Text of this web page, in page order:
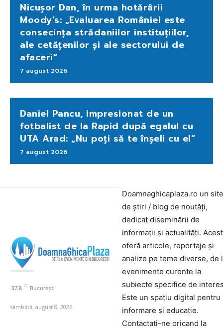
Nicușor Dan, în urma hotărârii
Moody’s: „Evaluarea României este
consecința strădaniilor instituțiilor,
ale cetățenilor și ale sectorului de
afaceri”
7 august 2026
Daniel Pancu, impresionat de un
fotbalist de la Rapid după egalul cu
UTA Arad: „Nu poți să te înșeli cu el”
7 august 2026
37.8 C București
sâmbătă, august 8, 2026
Doamnaghicaplaza.ro un site
de știri / blog de noutăți,
dedicat diseminării de
informații și actualități.
oferă articole, reportaje și
analize pe teme diverse, de
evenimente curente la
subiecte specifice de
Este un spațiu digital pentru
informare și educație.
Contactati-ne oricand la